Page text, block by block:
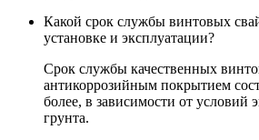
Какой срок службы винтовых
установке и эксплуатации?
Срок службы качественных
антикоррозийным покрытием
более, в зависимости от условий
грунта.